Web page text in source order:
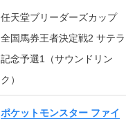
任天堂ブリーダーズカップ
全国馬券王者決定戦2 サテラ
記念予選1（サウンドリン
ク）
ポケットモンスター ファイ